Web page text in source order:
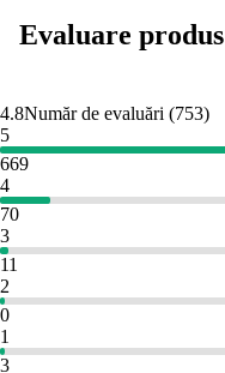
Evaluare produs
4.8Număr de evaluări (753)
5
669
4
70
3
11
2
0
1
3